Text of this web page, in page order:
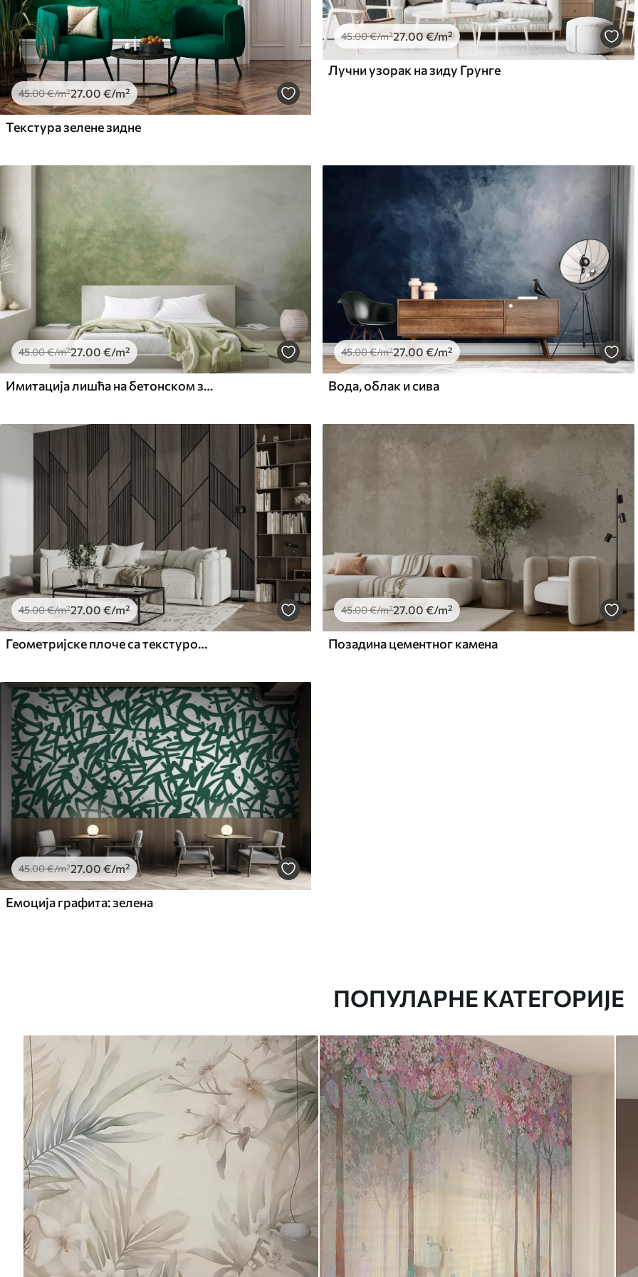
Premium Vinil
65.00 .00€/m²
Peel and Stick
€
45.00€/m²27.00 €/m²
Текстура зелене зидне
45.00€/m²27.00 €/m²
Лучни узорак на зиду Грунге
45.00€/m²27 .00 €/m²
Имитација лишћа на бетонском зиду
45.00€/m²27 .00 €/m²
Вода, облак и сива
45.00€/m²27.00 €/m²
Геометријске плоче са текстуром дрвета
45.00€/m²27.00 €/m²
Позадина цементног камена
45.00€/m²27 .00 €/m²
Емоција графита: зелена
ПОПУЛАРНЕ КАТЕГОРИЈЕ